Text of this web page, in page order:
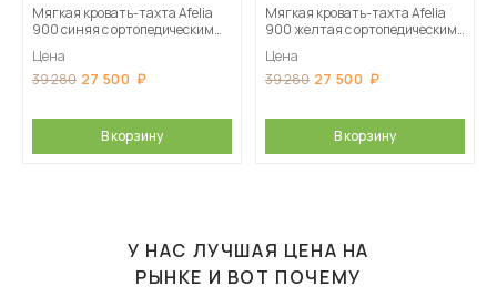
Мягкая кровать-тахта Afelia
900 синяя с ортопедическим
Цена
39 280 27 500
В корзину
Мягкая кровать-тахта Afelia
900 желтая с ортопедическим
Цена
39 280 27 500
В корзину
У НАС ЛУЧШАЯ ЦЕНА НА
РЫНКЕ И ВОТ ПОЧЕМУ